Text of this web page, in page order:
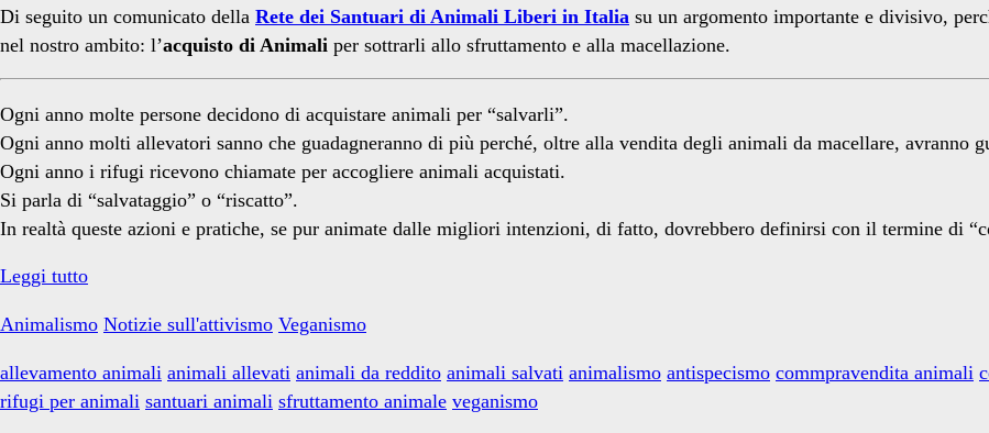
Di seguito un comunicato della Rete dei Santuari di Animali Liberi in Italia su un argomento importante e divisivo,
nel nostro ambito: l’acquisto di Animali per sottrarli allo sfruttamento e alla macellazione.
Ogni anno molte persone decidono di acquistare animali per “salvarli”.
Ogni anno molti allevatori sanno che guadagneranno di più perché, oltre alla vendita degli animali da macellare, avranno
Ogni anno i rifugi ricevono chiamate per accogliere animali acquistati.
Si parla di “salvataggio” o “riscatto”.
In realtà queste azioni e pratiche, se pur animate dalle migliori intenzioni, di fatto, dovrebbero definirsi con il termine di
Leggi tuttoSull’acquisto
Animali
Animalismo Notizie sull'attivismo Veganismo
allevamento animali animali allevati animali da reddito animali salvati animalismo antispecismo commpravendita animali
rifugi per animali santuari animali sfruttamento animale veganismo